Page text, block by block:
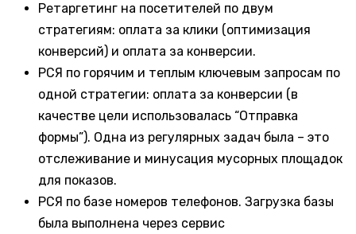
Ретаргетинг на посетителей по двум
стратегиям: оплата за клики (оптимизация
конверсий) и оплата за конверсии.
РСЯ по горячим и теплым ключевым запросам по
одной стратегии: оплата за конверсии (в
качестве цели использовалась “Отправка
формы”). Одна из регулярных задач была – это
отслеживание и минусация мусорных площадок
для показов.
РСЯ по базе номеров телефонов. Загрузка базы
была выполнена через сервис